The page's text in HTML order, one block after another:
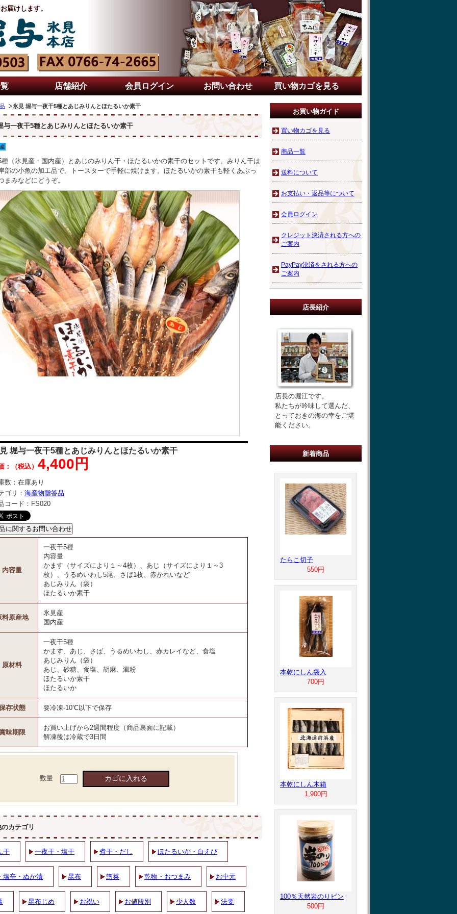
届けします。
店舗紹介 会員ログイン お問い合わせ 買い物カゴを見る
氷見 堀与一夜干5種とあじみりんとほたるいか素干
与一夜干5種とあじみりんとほたるいか素干
（氷見産・国内産）とあじのみりん干・ほたるいかの素干のセットです。みりん干は
部の小魚の加工品で、トースターで手軽に焼けます。ほたるいかの素干も軽くあぶっ
まみなどにどうぞ。
堀与一夜干5種とあじみりんとほたるいか素干
：（税込） 4,400円
数： 在庫あり
ゴリ： 海産物贈答品
コード： FS020
内容量
一夜干5種
内容量
かます（サイズにより１～4枚）、あじ（サイズにより１～3
枚）、うるめいわし5尾、さば1枚、赤かれいなど
あじみりん（袋）
ほたるいか素干
料原産地
氷見産
国内産
原材料
一夜干5種
かます、あじ、さば、うるめいわし、赤カレイなど、食塩
あじみりん（袋）
あじ、砂糖、食塩、胡麻、澱粉
ほたるいか素干
ほたるいか
存状態 要冷凍-10℃以下で保存
味期限
お買い上げから2週間程度（商品裏面に記載）
解凍後は冷蔵で3日間
数量
カテゴリ
干 一夜干・塩干 煮干・だし ほたるいか・白えび
塩辛・ぬか漬 昆布 惣菜 乾物・おつまみ お中元
昆布じめ お祝い お値段別 少人数 法要
お買い物ガイド
買い物カゴを見る
商品一覧
送料について
お支払い・返品等について
会員ログイン
クレジット決済される方への
ご案内
PayPay決済をされる方への
ご案内
店長紹介
店長の堀江です。
私たちが吟味して選んだ、
とっておきの海の幸をご堪
能ください。
新着商品
たらこ切子
550円
本乾にしん袋入
700円
本乾にしん木箱
1,900円
100％天然岩のりビン
500円